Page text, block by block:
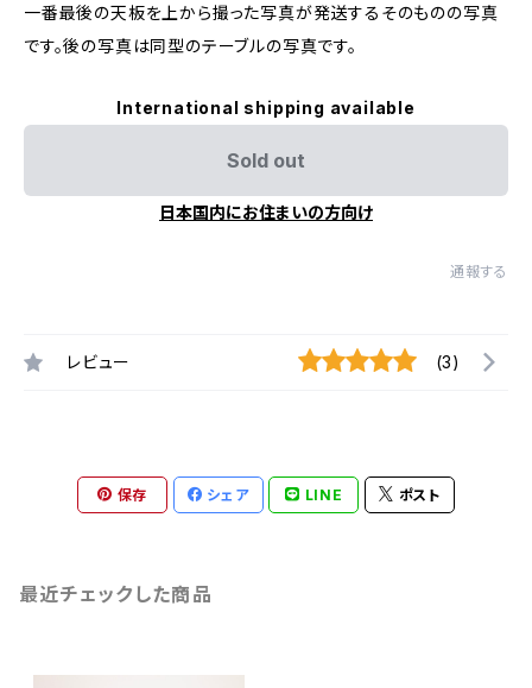
一番最後の天板を上から撮った写真が発送するそのものの写真
です。後の写真は同型のテーブルの写真です。
International shipping available
Sold out
日本国内にお住まいの方向け
通報する
レビュー (3)
保存 シェア LINE ポスト
最近チェックした商品